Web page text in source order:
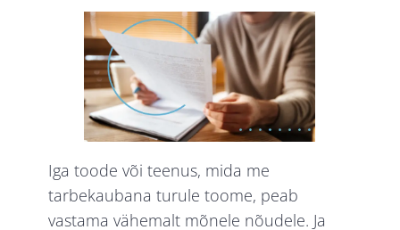
Iga toode või teenus, mida me
tarbekaubana turule toome, peab
vastama vähemalt mõnele nõudele. Ja